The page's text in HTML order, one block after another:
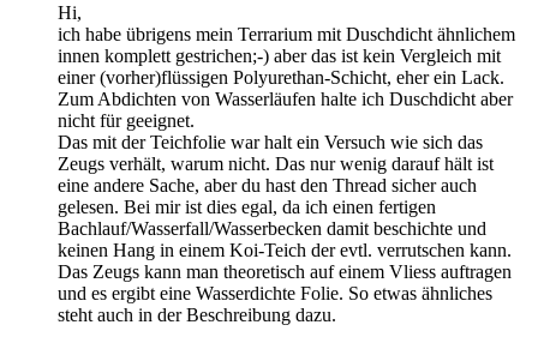
Hi,
ich habe übrigens mein Terrarium mit Duschdicht ähnlichem
innen komplett gestrichen;-) aber das ist kein Vergleich mit
einer (vorher)flüssigen Polyurethan-Schicht, eher ein Lack.
Zum Abdichten von Wasserläufen halte ich Duschdicht aber
nicht für geeignet.
Das mit der Teichfolie war halt ein Versuch wie sich das
Zeugs verhält, warum nicht. Das nur wenig darauf hält ist
eine andere Sache, aber du hast den Thread sicher auch
gelesen. Bei mir ist dies egal, da ich einen fertigen
Bachlauf/Wasserfall/Wasserbecken damit beschichte und
keinen Hang in einem Koi-Teich der evtl. verrutschen kann.
Das Zeugs kann man theoretisch auf einem Vliess auftragen
und es ergibt eine Wasserdichte Folie. So etwas ähnliches
steht auch in der Beschreibung dazu.